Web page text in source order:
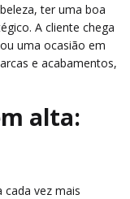
ter uma boa
A cliente chega
uma ocasião em
e acabamentos,
alta:
vez mais